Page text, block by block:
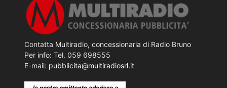
Contatta Multiradio, concessionaria di Radio Bruno
Per info: Tel. 059 698555
E-mail: pubblicita@multiradiosrl.it